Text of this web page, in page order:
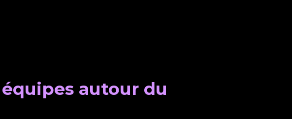
autour du